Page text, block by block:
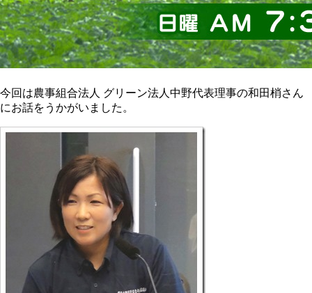
今回は農事組合法人 グリーン法人中野代表理事の和田梢さん
にお話をうかがいました。